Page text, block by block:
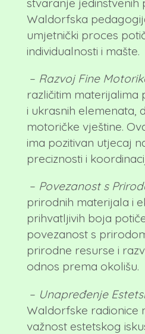
stvaranje jedinstvenih
Waldorfska
umjetnički proces
individualnosti i mašte.
– Razvoj Fine
različitim materijalima
i ukrasnih elemenata,
motoričke vještine.
ima pozitivan utjecaj
preciznosti i
– Povezanost s
prirodnih materijala i
prihvatljivih boja
povezanost s
prirodne resurse i
odnos prema okolišu.
– Unapređenje
Waldorfske radionice
važnost estetskog